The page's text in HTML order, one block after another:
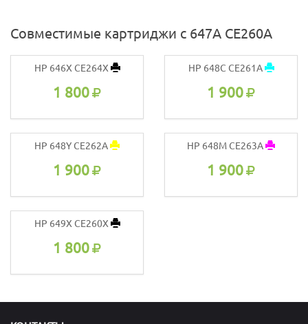
Совместимые картриджи с 647A CE260A
HP 646X CE264X
1 800
HP 648C CE261A
1 900
HP 648Y CE262A
1 900
HP 648M CE263A
1 900
HP 649X CE260X
1 800